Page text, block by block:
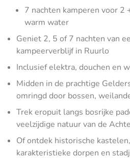
7 nachten kamperen voor 2
warm water
Geniet 2, 5 of 7 nachten van
kampeerverblijf in Ruurlo
Inclusief elektra, douchen en
Midden in de prachtige
omringd door bossen,
Trek eropuit langs bosrijke
veelzijdige natuur van de
Of ontdek historische
karakteristieke dorpen en